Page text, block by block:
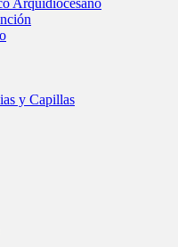
Arquidiocesano
y Capillas